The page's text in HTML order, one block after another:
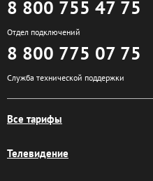
8 800 755 47 75
Отдел подключений
8 800 775 07 75
Служба технической поддержки
Все тарифы
Телевидение